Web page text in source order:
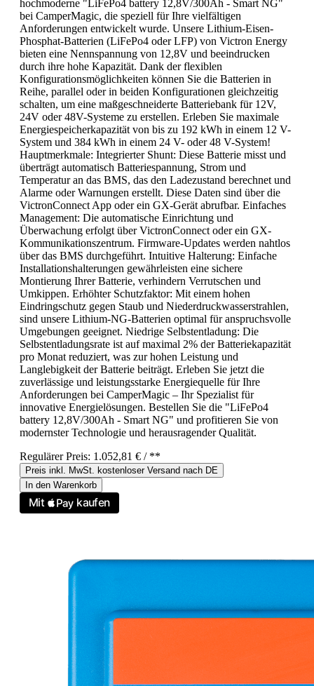
hochmoderne "LiFePo4 battery 12,8V/300Ah - Smart NG"
bei CamperMagic, die speziell für Ihre vielfältigen
Anforderungen entwickelt wurde. Unsere Lithium-Eisen-
Phosphat-Batterien (LiFePo4 oder LFP) von Victron Energy
bieten eine Nennspannung von 12,8V und beeindrucken
durch ihre hohe Kapazität. Dank der flexiblen
Konfigurationsmöglichkeiten können Sie die Batterien in
Reihe, parallel oder in beiden Konfigurationen gleichzeitig
schalten, um eine maßgeschneiderte Batteriebank für 12V,
24V oder 48V-Systeme zu erstellen. Erleben Sie maximale
Energiespeicherkapazität von bis zu 192 kWh in einem 12 V-
System und 384 kWh in einem 24 V- oder 48 V-System!
Hauptmerkmale: Integrierter Shunt: Diese Batterie misst und
überträgt automatisch Batteriespannung, Strom und
Temperatur an das BMS, das den Ladezustand berechnet und
Alarme oder Warnungen erstellt. Diese Daten sind über die
VictronConnect App oder ein GX-Gerät abrufbar. Einfaches
Management: Die automatische Einrichtung und
Überwachung erfolgt über VictronConnect oder ein GX-
Kommunikationszentrum. Firmware-Updates werden nahtlos
über das BMS durchgeführt. Intuitive Halterung: Einfache
Installationshalterungen gewährleisten eine sichere
Montierung Ihrer Batterie, verhindern Verrutschen und
Umkippen. Erhöhter Schutzfaktor: Mit einem hohen
Eindringschutz gegen Staub und Niederdruckwasserstrahlen,
sind unsere Lithium-NG-Batterien optimal für anspruchsvolle
Umgebungen geeignet. Niedrige Selbstentladung: Die
Selbstentladungsrate ist auf maximal 2% der Batteriekapazität
pro Monat reduziert, was zur hohen Leistung und
Langlebigkeit der Batterie beiträgt. Erleben Sie jetzt die
zuverlässige und leistungsstarke Energiequelle für Ihre
Anforderungen bei CamperMagic – Ihr Spezialist für
innovative Energielösungen. Bestellen Sie die "LiFePo4
battery 12,8V/300Ah - Smart NG" und profitieren Sie von
modernster Technologie und herausragender Qualität.
Regulärer Preis: 1.052,81 € / **
Preis inkl. MwSt. kostenloser Versand nach DE
In den Warenkorb